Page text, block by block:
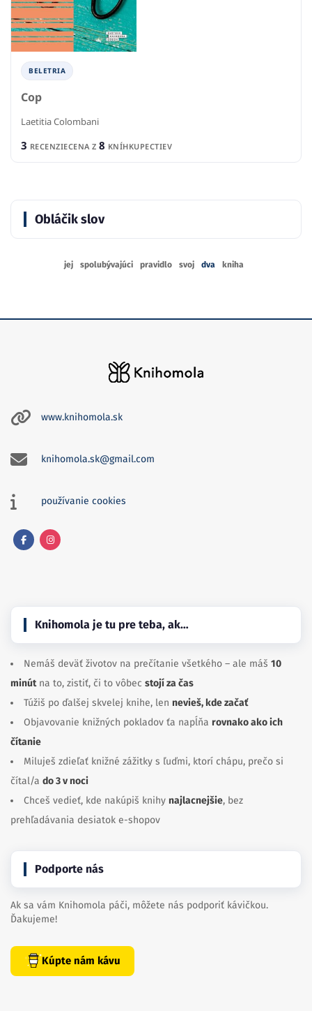
BELETRIA
Cop
Laetitia Colombani
3 RECENZIECENA Z 8 KNÍHKUPECTIEV
Obláčik slov
jej spolubývajúci pravidlo svoj dva kniha
www.knihomola.sk
knihomola.sk@gmail.com
používanie cookies
Knihomola je tu pre teba, ak…
Nemáš deväť životov na prečítanie všetkého – ale máš 10
minútna to, zistiť, či to vôbec stojí za čas
Túžiš po ďalšej skvelej knihe, len nevieš, kde začať
Objavovanie knižných pokladov ťa napĺňa rovnako ako ich
čítanie
Miluješ zdieľať knižné zážitky s ľuďmi, ktorí chápu, prečo si
čítal/a do 3 v noci
Chceš vedieť, kde nakúpiš knihy najlacnejšie, bez
prehľadávania desiatok e-shopov
Podporte nás
Ak sa vám Knihomola páči, môžete nás podporiť kávičkou.
Ďakujeme!
Kúpte nám kávu